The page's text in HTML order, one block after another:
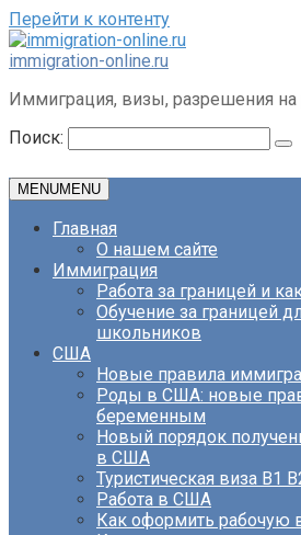
Перейти к контенту
immigration-online.ru
Иммиграция, визы, разрешения на
Поиск:
MENUMENU
Главная
О нашем сайте
Иммиграция
Работа за границей и
Обучение за границей
школьников
США
Новые правила
Роды в США: новые
беременным
Новый порядок
в США
Туристическая виза B1
Работа в США
Как оформить рабочую